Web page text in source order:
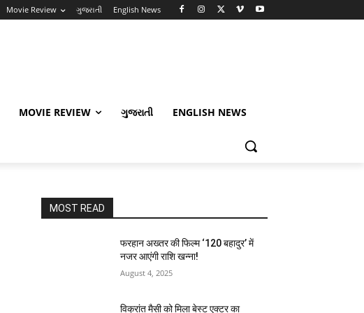
Movie Review ગુજરાતી English News
MOVIE REVIEW ગુજરાતી ENGLISH NEWS
MOST READ
फरहान अख्तर की फिल्म ‘120 बहादुर’ में
नजर आएंगी राशि खन्ना!
August 4, 2025
विक्रांत मैसी को मिला बेस्ट एक्टर का